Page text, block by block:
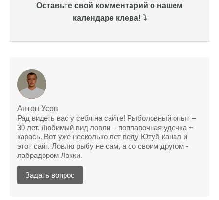
всегда помогает найти активных хищников
Сегодня благодаря прогнозу клева удалось
полной ерундой, ни одной рыбы не поймал
Поймал всего одну рыбу, несмотря на
"удачный" прогноз клева, разочарован
Сегодняшний прогноз клева позволил мне
успешно поймать крупную щуку.
Прогноз клева на рыбалку на следующую
неделю обещает хорошие результаты.
Благодаря лунному календарю и прогнозу
Оставьте свой комментарий о нашем
календаре клева! ⤵️
Антон Усов
Рад видеть вас у себя на сайте! Рыболовный опыт –
30 лет. Любимый вид ловли – поплавочная удочка +
карась. Вот уже несколько лет веду Ютуб канал и
этот сайт. Ловлю рыбу не сам, а со своим другом -
лабрадором Локки.
Задать вопрос